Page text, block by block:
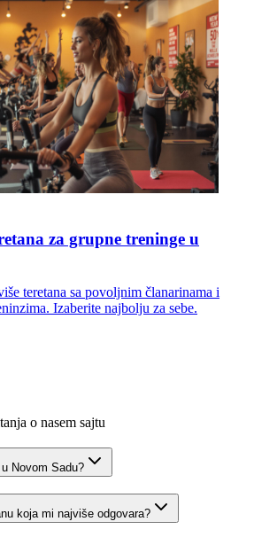
za grupne treninge u
teretana sa povoljnim članarinama i
Izaberite najbolju za sebe.
o nasem sajtu
Novom Sadu?
koja mi najviše odgovara?